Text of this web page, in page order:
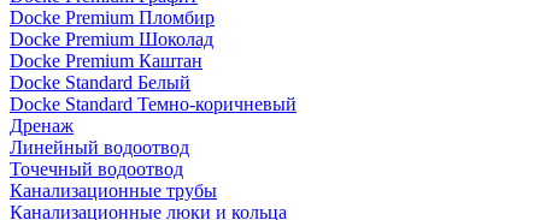
Docke Premium Пломбир
Docke Premium Шоколад
Docke Premium Каштан
Docke Standard Белый
Docke Standard Темно-коричневый
Дренаж
Линейный водоотвод
Точечный водоотвод
Канализационные трубы
Канализационные люки и кольца